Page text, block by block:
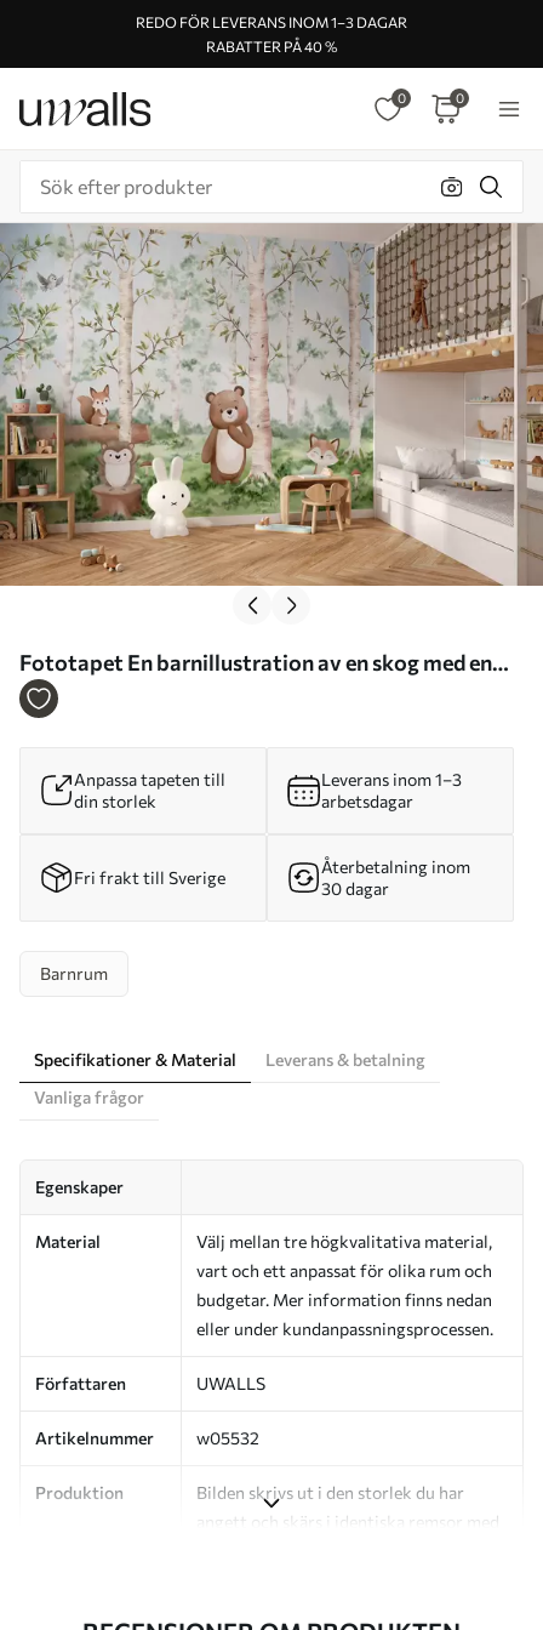
REDO FÖR LEVERANS INOM 1–3 DAGAR
RABATTER PÅ 40 %
0 0
Fototapet En barnillustration av en skog med en
björn, en räv och en igelkott Nr. w05532
Anpassa tapeten till
din storlek
Leverans inom 1–3
arbetsdagar
Fri frakt till Sverige
Återbetalning inom
30 dagar
Barnrum
Specifikationer & Material
Leverans & betalning
Vanliga frågor
Egenskaper
Material
Välj mellan tre högkvalitativa material,
vart och ett anpassat för olika rum och
budgetar. Mer information finns nedan
eller under kundanpassningsprocessen.
Författaren UWALLS
Artikelnummer w05532
Produktion
Bilden skrivs ut i den storlek du har
angett och skärs i identiska remsor med